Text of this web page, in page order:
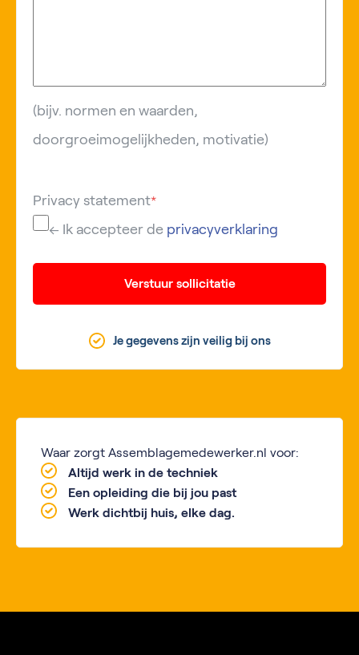
(bijv. normen en waarden,
doorgroeimogelijkheden, motivatie)
Privacy statement*
← Ik accepteer de privacyverklaring
Verstuur sollicitatie
Je gegevens zijn veilig bij ons
Waar zorgt Assemblagemedewerker.nl voor:
Altijd werk in de techniek
Een opleiding die bij jou past
Werk dichtbij huis, elke dag.